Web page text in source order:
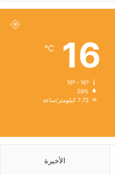
16
℃
59%
7.72 كيلومتر/ساعة
الأخيرة